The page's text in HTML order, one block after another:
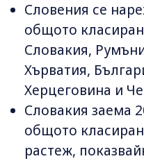
Словения се
общото
Словакия,
Хърватия,
Херцеговина и
Словакия заема
общото
растеж,